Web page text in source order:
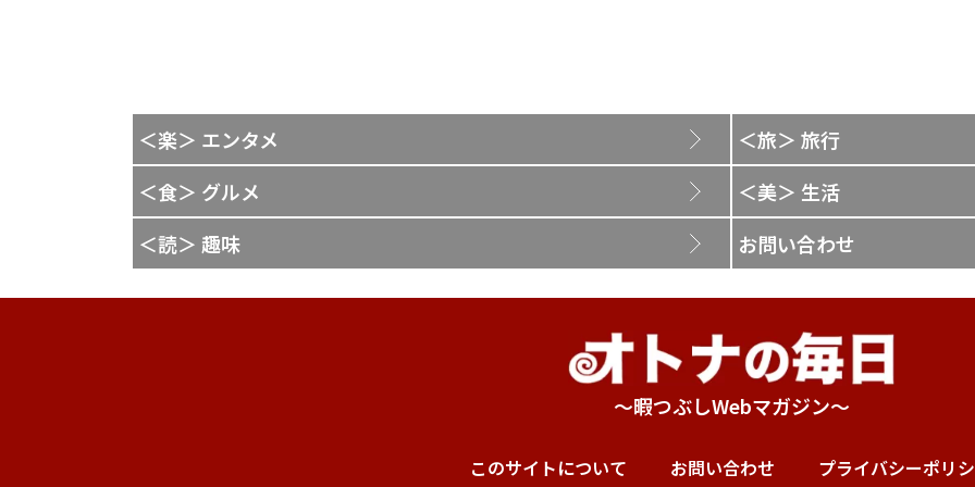
＜楽＞ エンタメ
＜旅＞ 旅行
＜食＞ グルメ
＜美＞ 生活
＜読＞ 趣味
お問い合わせ
～暇つぶしWebマガジン～
このサイトについて お問い合わせ プライバシーポリ